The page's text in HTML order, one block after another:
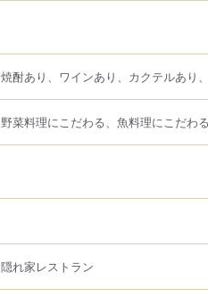
焼酎あり、ワインあり、カクテルあり
野菜料理にこだわる、魚料理にこだわ
隠れ家レストラン